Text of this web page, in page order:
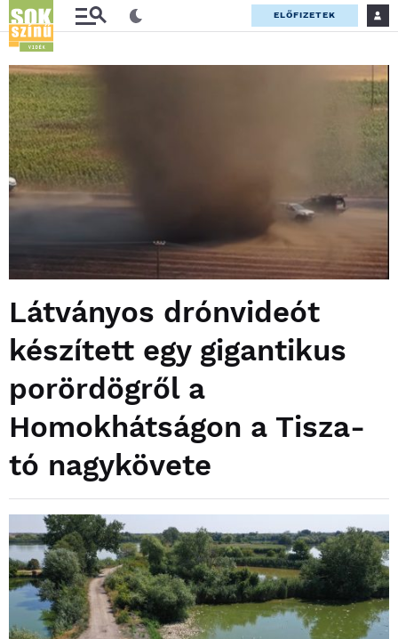
ELŐFIZETEK
Látványos drónvideót
készített egy gigantikus
porördögről a
Homokhátságon a Tisza-
tó nagykövete